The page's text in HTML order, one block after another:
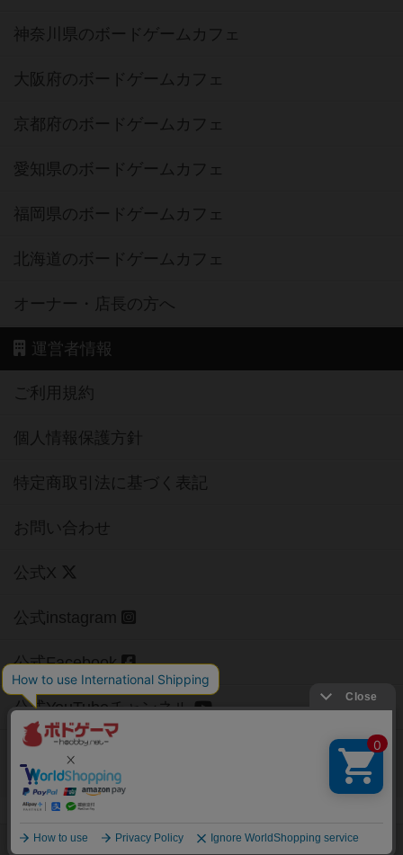
神奈川県のボードゲームカフェ
大阪府のボードゲームカフェ
京都府のボードゲームカフェ
愛知県のボードゲームカフェ
福岡県のボードゲームカフェ
北海道のボードゲームカフェ
オーナー・店長の方へ
運営者情報
ご利用規約
個人情報保護方針
特定商取引法に基づく表記
お問い合わせ
公式X
公式instagram
公式Facebook
公式YouTubeチャンネル